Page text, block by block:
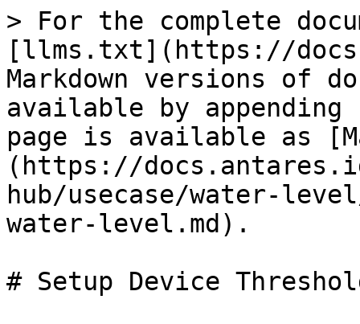
> For the complete
[llms.txt](https://
Markdown versions of
available by
page is available as
(https://
hub/usecase/water-
water-level.md).
# Setup Device